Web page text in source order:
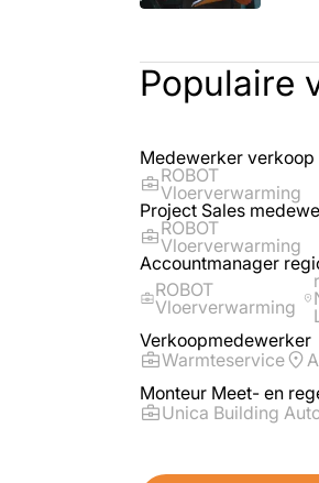
Populaire
Medewerker
ROBOT
Vloerverwarming
Project Sales
ROBOT
Vloerverwarming
Accountmanager
ROBOT
Vloerverwarming
Verkoopmedewerker
Warmteservice
Monteur Meet- en
Unica Building